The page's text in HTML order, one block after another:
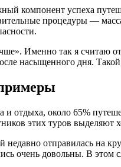
компонент успеха
процедуры —
Именно так я считаю
насыщенного дня.
отдыха, около 65%
этих туров
отправилась на
очень довольны. В